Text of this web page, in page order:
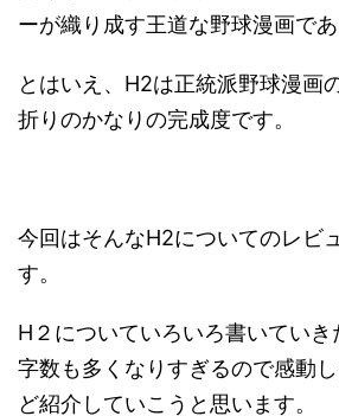
ーが織り成す王道な野球漫画であ
とはいえ、H2は正統派野球漫画
折りのかなりの完成度です。
今回はそんなH2についてのレビ
す。
H２についていろいろ書いてい
字数も多くなりすぎるので感動
ど紹介していこうと思います。